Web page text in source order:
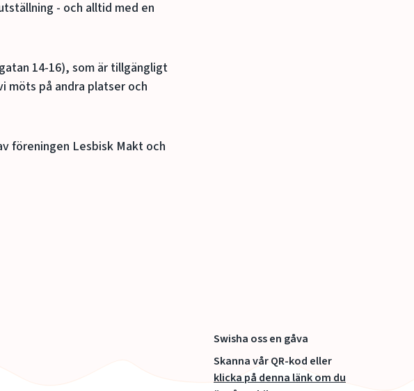
- och alltid med en
14-16), som är tillgängligt
möts på andra platser och
föreningen Lesbisk Makt och
Swisha oss en gåva
Skanna vår QR-kod eller
klicka på denna länk om du